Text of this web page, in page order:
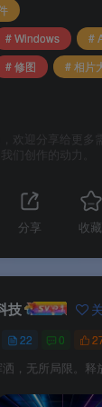
完整的图层和蒙
成和创意设计
更具竞争力的
：支持多图层
# Windows #
# 修图
# 相片
欢迎分享给更多
我们创作的动力。
分享 收藏
技
22 0
，无所局限。释